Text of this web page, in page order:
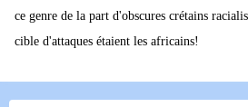
ce genre de la part d'obscures crétains
cible d'attaques étaient les africains!